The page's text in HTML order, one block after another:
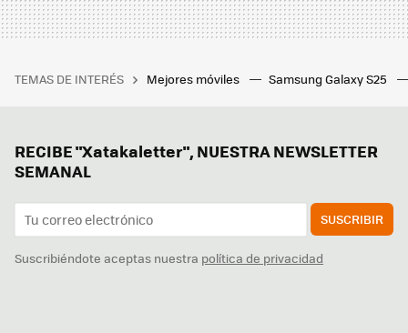
TEMAS DE INTERÉS Mejores móviles Samsung Galaxy S25
RECIBE "Xatakaletter", NUESTRA NEWSLETTER
SEMANAL
SUSCRIBIR
Suscribiéndote aceptas nuestra política de privacidad